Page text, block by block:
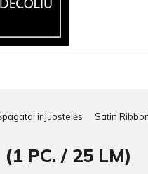
ir juostelės Satin
PC. / 25 LM)